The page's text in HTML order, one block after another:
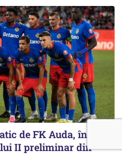
de FK Auda, în
II preliminar din